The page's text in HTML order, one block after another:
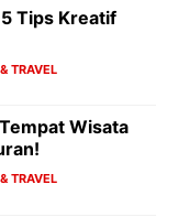
Tips Kreatif
TRAVEL
Wisata
TRAVEL